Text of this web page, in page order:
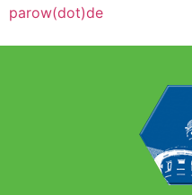
parow(dot)de